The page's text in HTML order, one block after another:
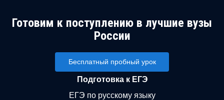
Готовим к поступлению в лучшие вузы
России
Бесплатный пробный урок
Подготовка к ЕГЭ
ЕГЭ по русскому языку